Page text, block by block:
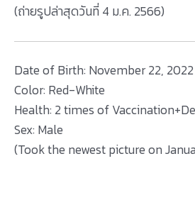
(ถ่ายรูปล่าสุดวันที่ 4 ม.ค. 2566)
Date of Birth: November 22, 2022
Color: Red-White
Health: 2 times of
Sex: Male
(Took the newest picture on